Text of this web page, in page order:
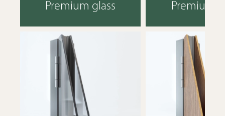
Premium glass Premium